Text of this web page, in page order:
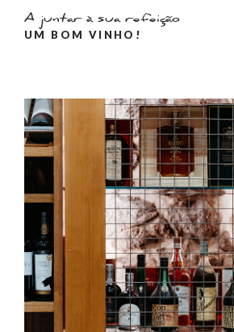
A juntar à sua refeição
UM BOM VINHO!